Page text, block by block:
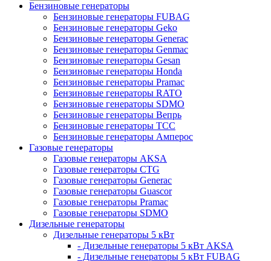
Бензиновые генераторы
Бензиновые генераторы FUBAG
Бензиновые генераторы Geko
Бензиновые генераторы Generac
Бензиновые генераторы Genmac
Бензиновые генераторы Gesan
Бензиновые генераторы Honda
Бензиновые генераторы Pramac
Бензиновые генераторы RATO
Бензиновые генераторы SDMO
Бензиновые генераторы Вепрь
Бензиновые генераторы ТСС
Бензиновые генераторы Амперос
Газовые генераторы
Газовые генераторы AKSA
Газовые генераторы CTG
Газовые генераторы Generac
Газовые генераторы Guascor
Газовые генераторы Pramac
Газовые генераторы SDMO
Дизельные генераторы
Дизельные генераторы 5 кВт
- Дизельные генераторы 5 кВт AKSA
- Дизельные генераторы 5 кВт FUBAG